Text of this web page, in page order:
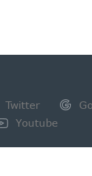
Twitter
Youtube